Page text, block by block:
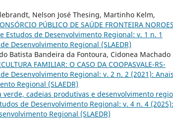
Nelson José Thesing, Martinho Kelm,
PÚBLICO DE SAÚDE FRONTEIRA
Estudos de Desenvolvimento Regional: v. 1 n. 1
Desenvolvimento Regional (SLAEDR)
Batista Bandeira da Fontoura, Cidonea Machado
FAMILIAR: O CASO DA COOPASVALE-RS-
Desenvolvimento Regional: v. 2 n. 2 (2021):
Regional (SLAEDR)
verde, cadeias produtivas e desenvolvimento
de Desenvolvimento Regional: v. 4 n. 4 (2025):
Regional (SLAEDR)